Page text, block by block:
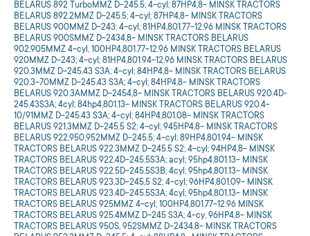
BELARUS 892 TurboMMZ D-245.5; 4-cyl; 87HP4,8- MINSK TRACTORS
BELARUS 892.2MMZ D-245.5; 4-cyl; 87HP4,8- MINSK TRACTORS
BELARUS 900MMZ D-243; 4-cyl; 81HP4,801.77-12.96 MINSK TRACTORS
BELARUS 900SMMZ D-2434,8- MINSK TRACTORS BELARUS
902,905MMZ 4-cyl, 100HP4,801.77-12.96 MINSK TRACTORS BELARUS
920MMZ D-243; 4-cyl; 81HP4,801.94-12.96 MINSK TRACTORS BELARUS
920.3MMZ D-245.43 S3A; 4-cyl; 84HP4,8- MINSK TRACTORS BELARUS
920.3-70MMZ D-245.43 S3A; 4-cyl; 84HP4,8- MINSK TRACTORS
BELARUS 920.3AMMZ D-2454,8- MINSK TRACTORS BELARUS 920.4D-
245.43S3A; 4cyl; 84hp4,801.13- MINSK TRACTORS BELARUS 920.4-
10/91MMZ D-245.43 S3A; 4-cyl; 84HP4,801.08- MINSK TRACTORS
BELARUS 921.3MMZ D-245.5 S2; 4-cyl; 945HP4,8- MINSK TRACTORS
BELARUS 922,950,952MMZ D-245.5; 4-cyl; 89HP4,801.94- MINSK
TRACTORS BELARUS 922.3MMZ D-245.5 S2; 4-cyl; 94HP4,8- MINSK
TRACTORS BELARUS 922.4D-245.5S3A; acyl; 95hp4,801.13- MINSK
TRACTORS BELARUS 922.5D-245.5S3B; 4cyl; 95hp4,801.13- MINSK
TRACTORS BELARUS 923,3D-245,5 S2; 4-cyl; 96HP4,801.09- MINSK
TRACTORS BELARUS 923.4D-245.5S3A; 4cyl; 95hp4,801.13- MINSK
TRACTORS BELARUS 925MMZ 4-cyl, 100HP4,801.77-12.96 MINSK
TRACTORS BELARUS 925.4MMZ D-245 S3A; 4-cy, 96HP4,8- MINSK
TRACTORS BELARUS 950S, 952SMMZ D-2434,8- MINSK TRACTORS